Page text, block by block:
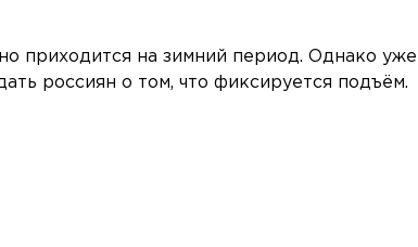
приходится на зимний период. Однако уже
россиян о том, что фиксируется подъём.